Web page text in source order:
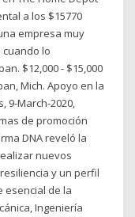
a los $15770
empresa muy
lo
$12,000 - $15,000
Mich. Apoyo en la
9-March-2020,
de promoción
DNA reveló la
nuevos
y un perfil
esencial de la
Ingeniería